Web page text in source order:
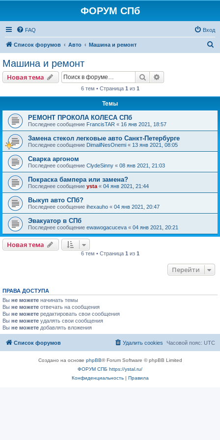
ФОРУМ СПб
FAQ Вход
Список форумов Авто Машина и ремонт
Машина и ремонт
Новая тема Поиск
6 тем • Страница 1 из 1
Темы
РЕМОНТ ПРОКОЛА КОЛЕСА СПб
Последнее сообщение FrancisTAR « 16 янв 2021, 18:57
Замена стекол легковые авто Санкт-Петербурге
Последнее сообщение DimailNesOnemi « 13 янв 2021, 08:05
Сварка аргоном
Последнее сообщение ClydeSinny « 08 янв 2021, 21:03
Покраска бампера или замена?
Последнее сообщение ysta « 04 янв 2021, 21:44
Выкуп авто СПб?
Последнее сообщение ihexauho « 04 янв 2021, 20:47
Эвакуатор в СПб
Последнее сообщение ewawogacuceva « 04 янв 2021, 20:21
Новая тема
6 тем • Страница 1 из 1
Перейти
ПРАВА ДОСТУПА
Вы не можете начинать темы
Вы не можете отвечать на сообщения
Вы не можете редактировать свои сообщения
Вы не можете удалять свои сообщения
Вы не можете добавлять вложения
Список форумов Часовой пояс: UTC
Удалить cookies
Создано на основе phpBB® Forum Software © phpBB Limited
ФОРУМ СПБ https://ystal.ru/
Конфиденциальность| Правила